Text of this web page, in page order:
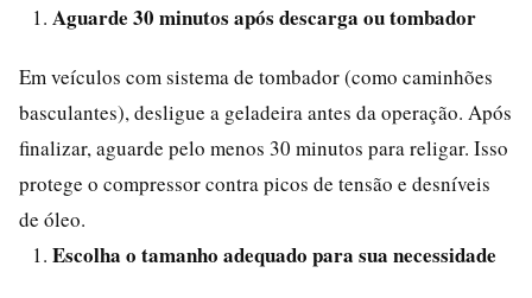
Aguarde 30 minutos após descarga ou tombador
Em veículos com sistema de tombador (como caminhões
basculantes), desligue a geladeira antes da operação. Após
finalizar, aguarde pelo menos 30 minutos para religar. Isso
protege o compressor contra picos de tensão e desníveis
de óleo.
Escolha o tamanho adequado para sua necessidade